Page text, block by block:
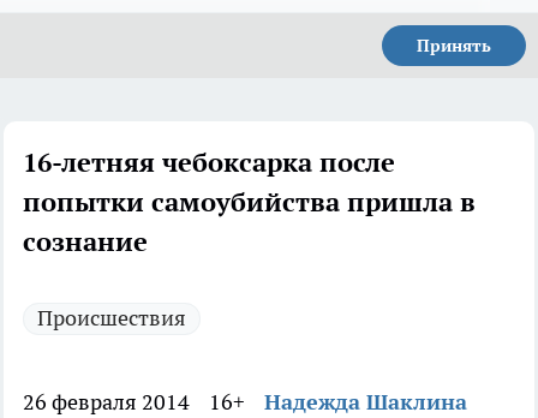
Принять
16-летняя чебоксарка после
попытки самоубийства пришла в
сознание
Происшествия
26 февраля 2014 16+ Надежда Шаклина